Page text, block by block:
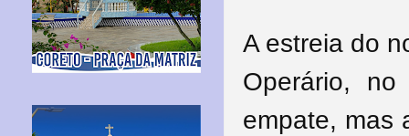
A estreia do
Operário,
empate, mas